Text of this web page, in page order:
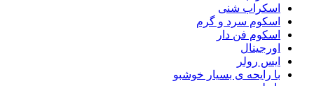
اسکراب شنی
اسکوم سرد و گرم
اسکوم فن دار
اورجینال
ایس رولر
با رایحه ی بسیار خوشبو